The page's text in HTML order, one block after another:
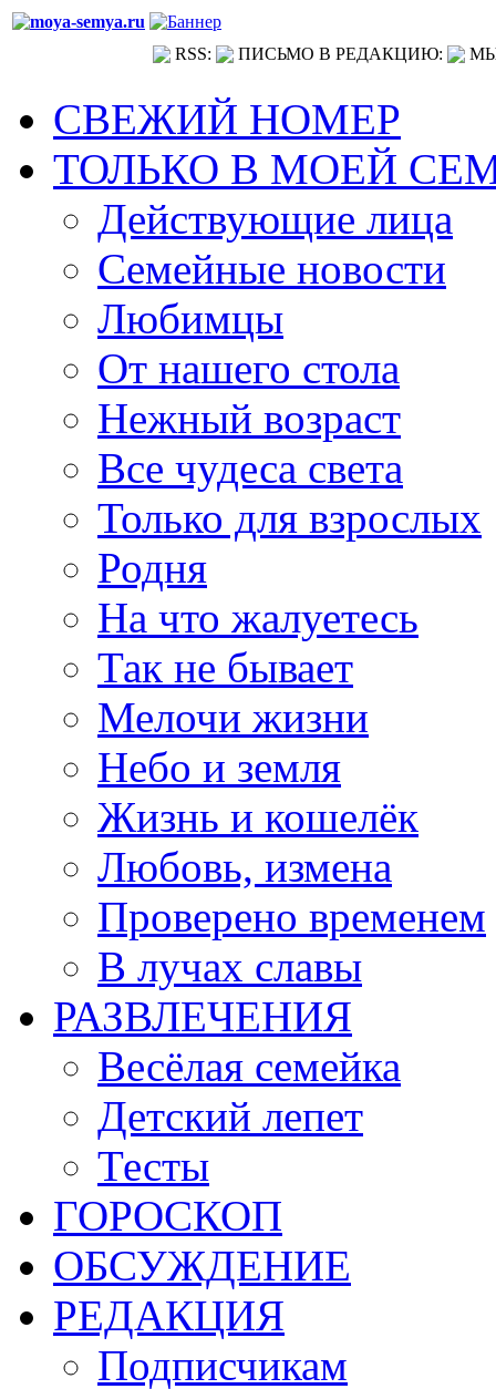
RSS: ПИСЬМО В РЕДАКЦИЮ:
СВЕЖИЙ НОМЕР
ТОЛЬКО В МОЕЙ
Действующие лица
Семейные новости
Любимцы
От нашего стола
Нежный возраст
Все чудеса света
Только для взрослых
Родня
На что жалуетесь
Так не бывает
Мелочи жизни
Небо и земля
Жизнь и кошелёк
Любовь, измена
Проверено временем
В лучах славы
РАЗВЛЕЧЕНИЯ
Весёлая семейка
Детский лепет
Тесты
ГОРОСКОП
ОБСУЖДЕНИЕ
РЕДАКЦИЯ
Подписчикам